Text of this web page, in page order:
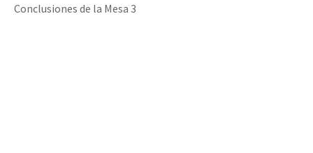
Conclusiones de la Mesa 3